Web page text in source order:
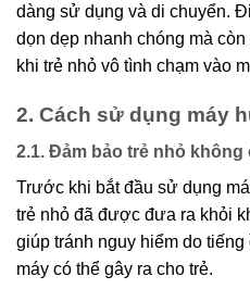
dàng sử dụng và di chuyển.
dọn dẹp nhanh chóng mà
khi trẻ nhỏ vô tình chạm vào
2. Cách sử dụng máy
2.1. Đảm bảo trẻ nhỏ
Trước khi bắt đầu sử dụng
trẻ nhỏ đã được đưa ra khỏi
giúp tránh nguy hiểm do
máy có thể gây ra cho trẻ.